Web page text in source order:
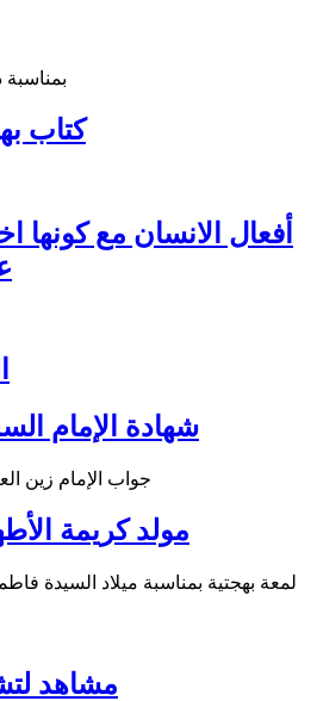
كتاب
أفعال الانسان مع كونها
شهادة الإمام
جواب الإمام زين
مولد كريمة
لمعة بهجتية بمناسبة ميلاد السيدة
مشاهد